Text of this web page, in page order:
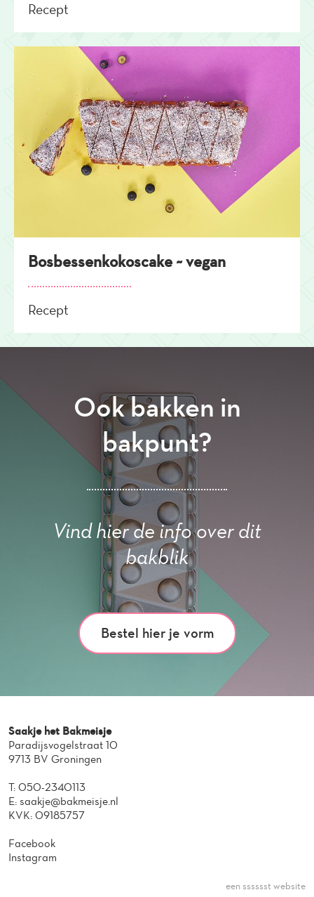
Recept
Bosbessenkokoscake ~ vegan
Recept
Ook bakken in
bakpunt?
Vind hier de info over dit
bakblik
Bestel hier je vorm
Saakje het Bakmeisje
Paradijsvogelstraat 10
9713 BV Groningen
T: 050-2340113
E: saakje@bakmeisje.nl
KVK: 09185757
Facebook
Instagram
een sssssst website